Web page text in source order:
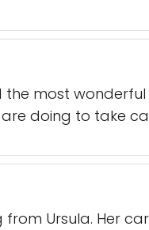
most
doing to take
Ursula. Her